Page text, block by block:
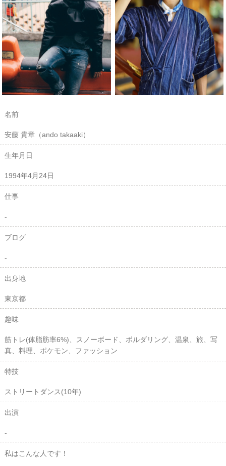
名前
安藤 貴章（ando takaaki）
生年月日
1994年4月24日
仕事
-
ブログ
-
出身地
東京都
趣味
筋トレ(体脂肪率6%)、スノーボード、ボルダリング、温泉、旅、写
真、料理、ポケモン、ファッション
特技
ストリートダンス(10年)
出演
-
私はこんな人です！